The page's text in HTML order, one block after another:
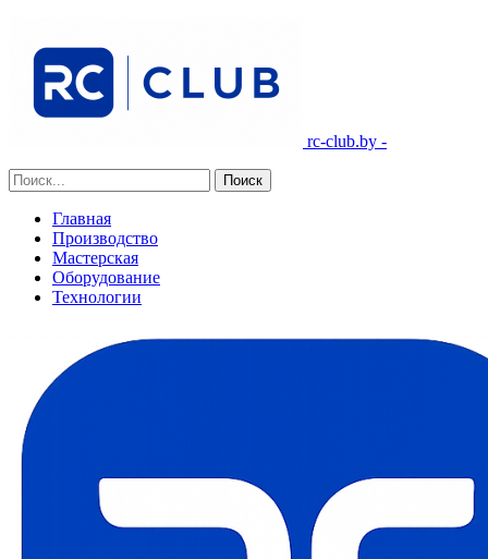
rc-club.by -
Главная
Производство
Мастерская
Оборудование
Технологии